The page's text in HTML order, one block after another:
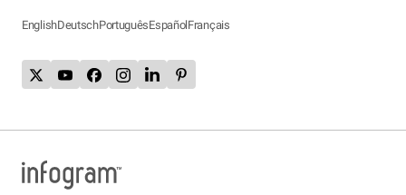
EnglishDeutschPortuguêsEspañolFrançais